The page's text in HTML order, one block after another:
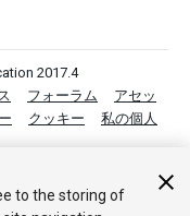
2017.4
フォーラム
アセッ
クッキー
私の個人
フィードバック
to the storing of